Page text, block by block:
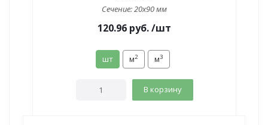
Сечение:20x90 мм
120.96 руб./шт
шт м2 м3
В корзину